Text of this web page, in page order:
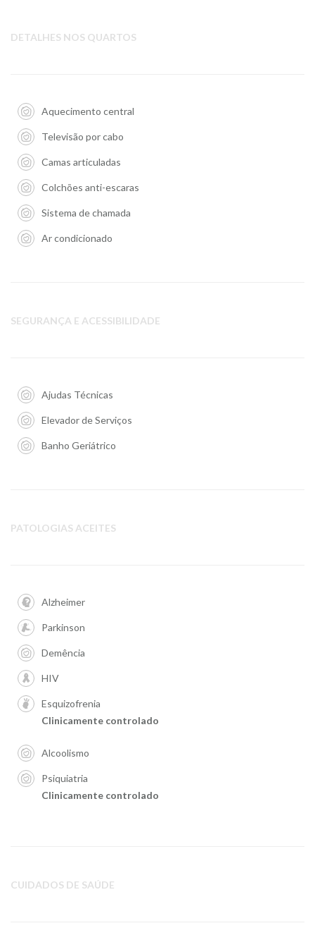
DETALHES NOS QUARTOS
Aquecimento central
Televisão por cabo
Camas articuladas
Colchões anti-escaras
Sistema de chamada
Ar condicionado
SEGURANÇA E ACESSIBILIDADE
Ajudas Técnicas
Elevador de Serviços
Banho Geriátrico
PATOLOGIAS ACEITES
Alzheimer
Parkinson
Demência
HIV
Esquizofrenia
Clinicamente controlado
Alcoolismo
Psiquiatria
Clinicamente controlado
CUIDADOS DE SAÚDE